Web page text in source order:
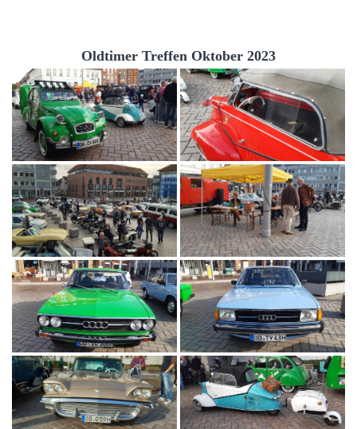
Oldtimer Treffen Oktober 2023